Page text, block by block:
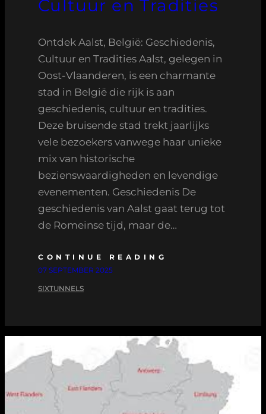
Cultuur en Tradities
Ontdek Aalst, België: Geschiedenis,
Cultuur en Tradities Aalst, gelegen in
Oost-Vlaanderen, is een charmante
stad in België die rijk is aan
geschiedenis, cultuur en tradities.
Deze bruisende stad trekt jaarlijks
vele bezoekers vanwege haar unieke
mix van historische
bezienswaardigheden en levendige
evenementen. Geschiedenis De
geschiedenis van Aalst gaat terug tot
de Romeinse tijd, maar de…
CONTINUE READING
07 SEPTEMBER 2025
SIXTUNNELS